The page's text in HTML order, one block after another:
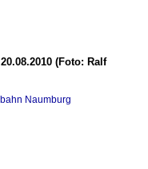
(Foto: Ralf
Naumburg